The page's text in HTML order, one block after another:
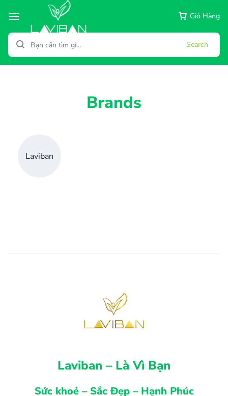
Giỏ Hàng
Search
Brands
Laviban
Laviban – Là Vì Bạn
Sức khoẻ – Sắc Đẹp – Hạnh Phúc